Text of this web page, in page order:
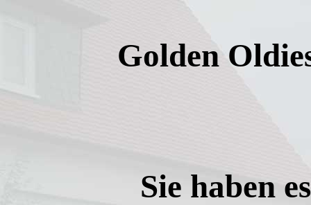
Golden
Sie haben